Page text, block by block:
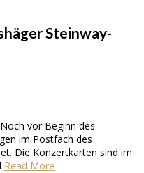
Steinway-
vor Beginn des
im Postfach des
Die Konzertkarten sind im
Read More